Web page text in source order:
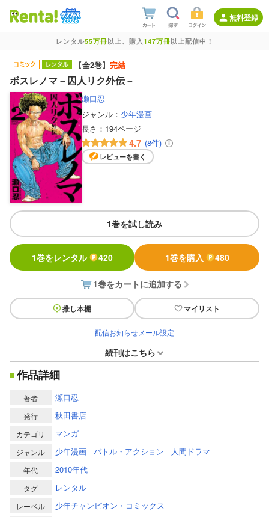
無料登録
レンタル55万冊以上、購入147万冊以上配信中！
【全2巻】 完結
ボスレノマ－囚人リク外伝－
瀬口忍
ジャンル： 少年漫画
長さ： 194ページ
4.7 (8件)
レビューを書く
1巻を試し読み
1巻をレンタル 420 1巻を購入 480
1巻をカートに追加する
推し本棚 マイリスト
配信お知らせメール設定
続刊はこちら
作品詳細
著者 瀬口忍
発行 秋田書店
カテゴリ マンガ
ジャンル 少年漫画 バトル・アクション 人間ドラマ
年代 2010年代
タグ レンタル
レーベル 少年チャンピオン・コミックス